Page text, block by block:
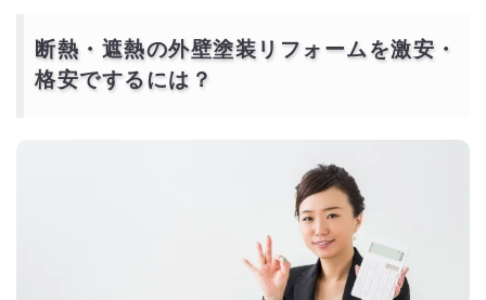
断熱・遮熱の外壁塗装リフォームを激安・
格安でするには？